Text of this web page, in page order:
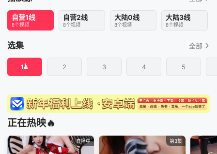
自营1线
8个视频
自营2线
8个视频
大陆0线
8个视频
大陆3线
8个视频
选集 全部
1 2 3 4 5
正在热映🔥
直播中 第3集